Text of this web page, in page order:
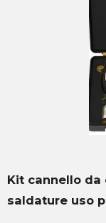
Kit cannello da
saldature uso